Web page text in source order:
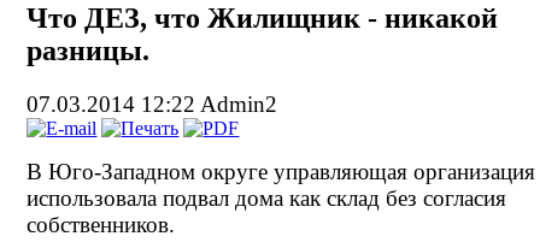
Что ДЕЗ, что Жилищник - никакой
разницы.
07.03.2014 12:22 Admin2
В Юго-Западном округе управляющая организация
использовала подвал дома как склад без согласия
собственников.